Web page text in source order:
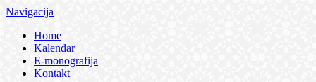
Navigacija
Home
Kalendar
E-monografija
Kontakt